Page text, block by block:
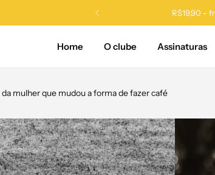
Até
Home O clube Assinaturas
mulher que mudou a forma de fazer café